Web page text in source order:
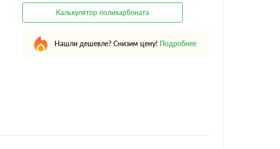
Калькулятор поликарбоната
Нашли дешевле? Снизим цену! Подробнее